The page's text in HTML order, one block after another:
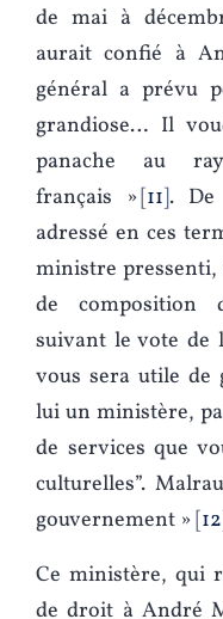
de mai à
aurait confié à
général a prévu
grandiose… Il
panache au
français » 11 . De
adressé en ces
ministre pressenti,
de composition
suivant le vote de
vous sera utile de
lui un ministère,
de services que
culturelles”.
gouvernement » 12
Ce ministère, qui
de droit à André